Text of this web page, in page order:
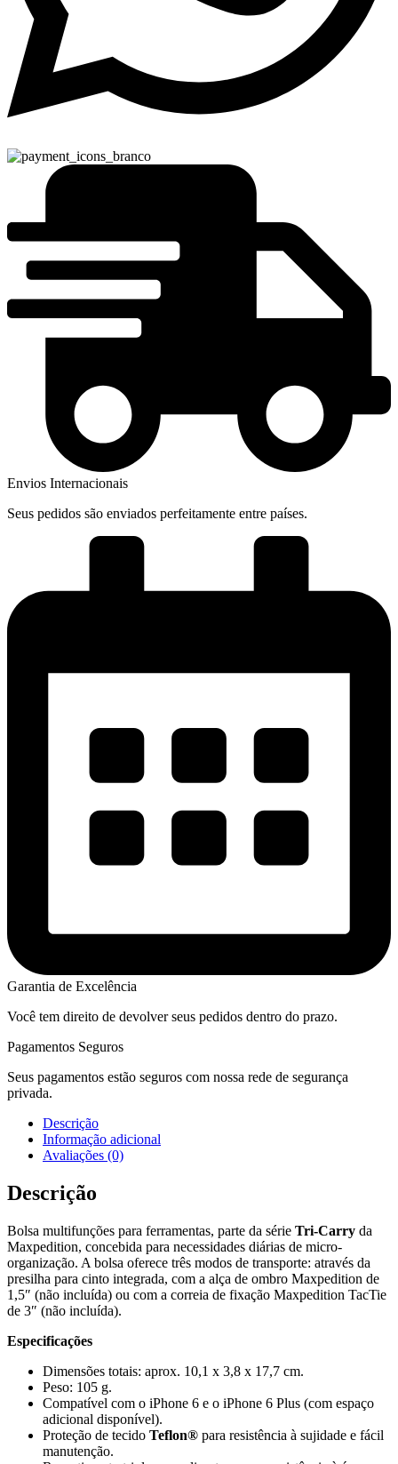
Envios Internacionais
Seus pedidos são enviados perfeitamente entre países.
Garantia de Excelência
Você tem direito de devolver seus pedidos dentro do prazo.
Pagamentos Seguros
Seus pagamentos estão seguros com nossa rede de segurança
privada.
Descrição
Informação adicional
Avaliações (0)
Descrição
Bolsa multifunções para ferramentas, parte da série Tri-Carry da
Maxpedition, concebida para necessidades diárias de micro-
organização. A bolsa oferece três modos de transporte: através da
presilha para cinto integrada, com a alça de ombro Maxpedition de
1,5″ (não incluída) ou com a correia de fixação Maxpedition TacTie
de 3″ (não incluída).
Especificações
Dimensões totais: aprox. 10,1 x 3,8 x 17,7 cm.
Peso: 105 g.
Compatível com o iPhone 6 e o iPhone 6 Plus (com espaço
adicional disponível).
Proteção de tecido Teflon® para resistência à sujidade e fácil
manutenção.